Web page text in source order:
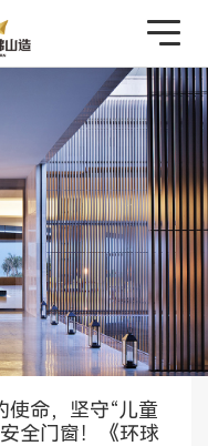
使命，坚守“儿童
全门窗！《环球